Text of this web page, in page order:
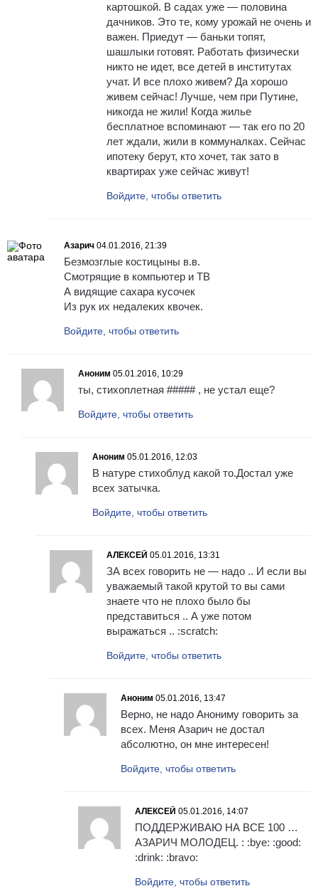
картошкой. В садах уже — половина
дачников. Это те, кому урожай не очень и
важен. Приедут — баньки топят,
шашлыки готовят. Работать физически
никто не идет, все детей в институтах
учат. И все плохо живем? Да хорошо
живем сейчас! Лучше, чем при Путине,
никогда не жили! Когда жилье
бесплатное вспоминают — так его по 20
лет ждали, жили в коммуналках. Сейчас
ипотеку берут, кто хочет, так зато в
квартирах уже сейчас живут!
Войдите, чтобы ответить
Азарич 04.01.2016, 21:39
Безмозглые костицыны в.в.
Смотрящие в компьютер и ТВ
А видящие сахара кусочек
Из рук их недалеких квочек.
Войдите, чтобы ответить
Аноним 05.01.2016, 10:29
ты, стихоплетная ##### , не устал еще?
Войдите, чтобы ответить
Аноним 05.01.2016, 12:03
В натуре стихоблуд какой то.Достал уже
всех затычка.
Войдите, чтобы ответить
АЛЕКСЕЙ 05.01.2016, 13:31
ЗА всех говорить не — надо .. И если вы
уважаемый такой крутой то вы сами
знаете что не плохо было бы
представиться .. А уже потом
выражаться .. :scratch:
Войдите, чтобы ответить
Аноним 05.01.2016, 13:47
Верно, не надо Анониму говорить за
всех. Меня Азарич не достал
абсолютно, он мне интересен!
Войдите, чтобы ответить
АЛЕКСЕЙ 05.01.2016, 14:07
ПОДДЕРЖИВАЮ НА ВСЕ 100 …
АЗАРИЧ МОЛОДЕЦ. : :bye: :good:
:drink: :bravo:
Войдите, чтобы ответить